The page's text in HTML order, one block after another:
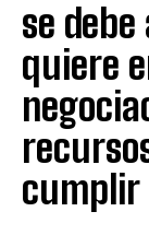
se
quiere
cumplir